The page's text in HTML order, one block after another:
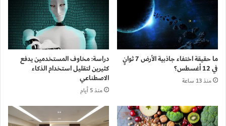
ما حقيقة اختفاء جاذبية الأرض 7 ثوانٍ
في 12 أغسطس؟
منذ 13 ساعة
دراسة: مخاوف المستخدمين يدفع
كثيرين لتقليل استخدام الذكاء
الاصطناعي
منذ 5 أيام